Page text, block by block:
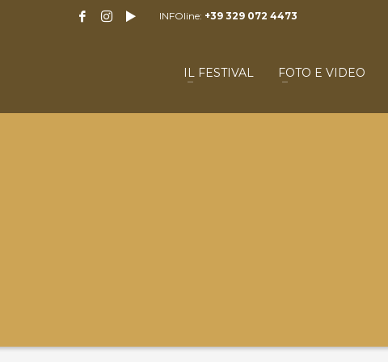
INFOline: +39 329 072 4473
IL FESTIVAL FOTO E VIDEO